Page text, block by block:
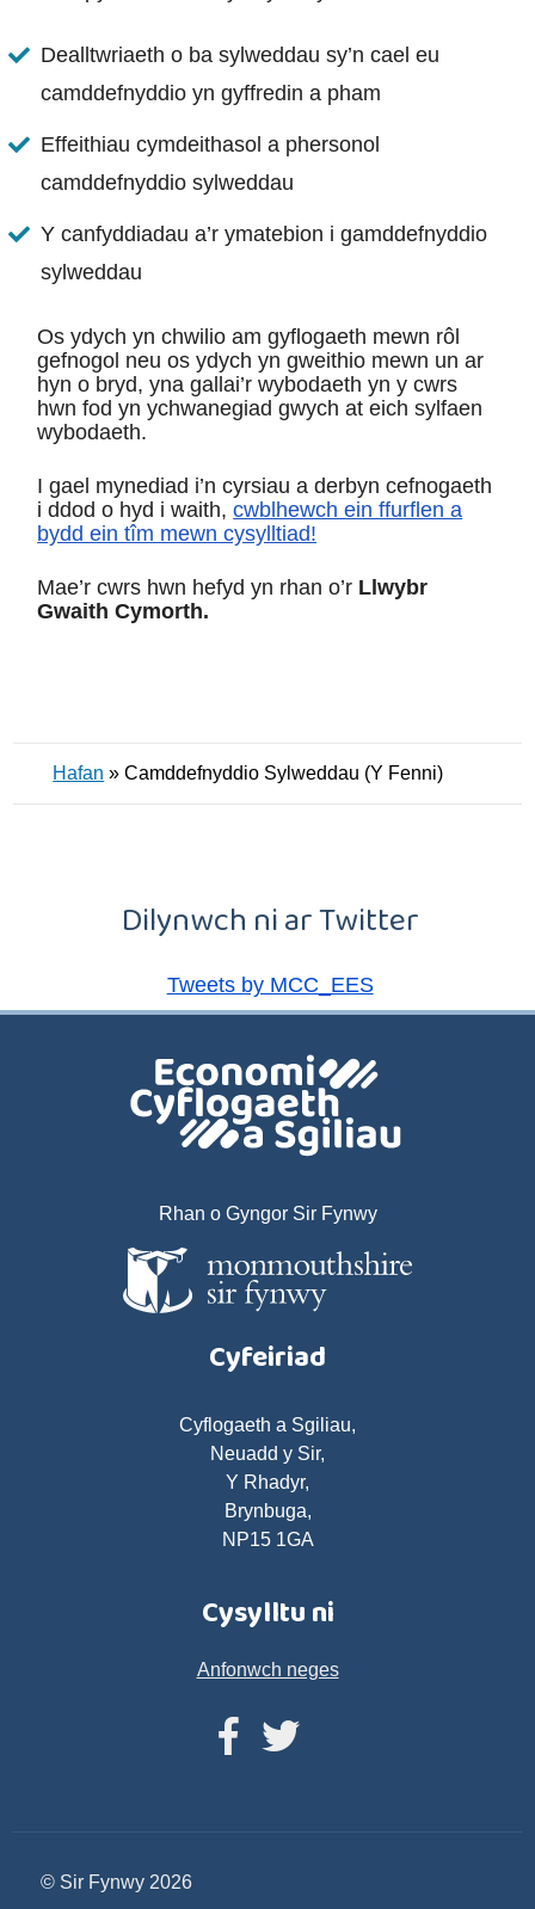
Dealltwriaeth o ba sylweddau sy’n cael eu
camddefnyddio yn gyffredin a pham
Effeithiau cymdeithasol a phersonol
camddefnyddio sylweddau
Y canfyddiadau a’r ymatebion i gamddefnyddio
sylweddau
Os ydych yn chwilio am gyflogaeth mewn rôl
gefnogol neu os ydych yn gweithio mewn un ar
hyn o bryd, yna gallai’r wybodaeth yn y cwrs
hwn fod yn ychwanegiad gwych at eich sylfaen
wybodaeth.
I gael mynediad i’n cyrsiau a derbyn cefnogaeth
i ddod o hyd i waith,cwblhewch ein ffurflen a
bydd ein tîm mewn cysylltiad!
Mae’r cwrs hwn hefyd yn rhan o’r Llwybr
Gwaith Cymorth.
Hafan »Camddefnyddio Sylweddau (Y Fenni)
Dilynwch ni ar Twitter
Tweets by MCC_EES
Rhan o Gyngor Sir Fynwy
Cyfeiriad
Cyflogaeth a Sgiliau,
Neuadd y Sir,
Y Rhadyr,
Brynbuga,
NP15 1GA
Cysylltu ni
Anfonwch neges
© Sir Fynwy 2026